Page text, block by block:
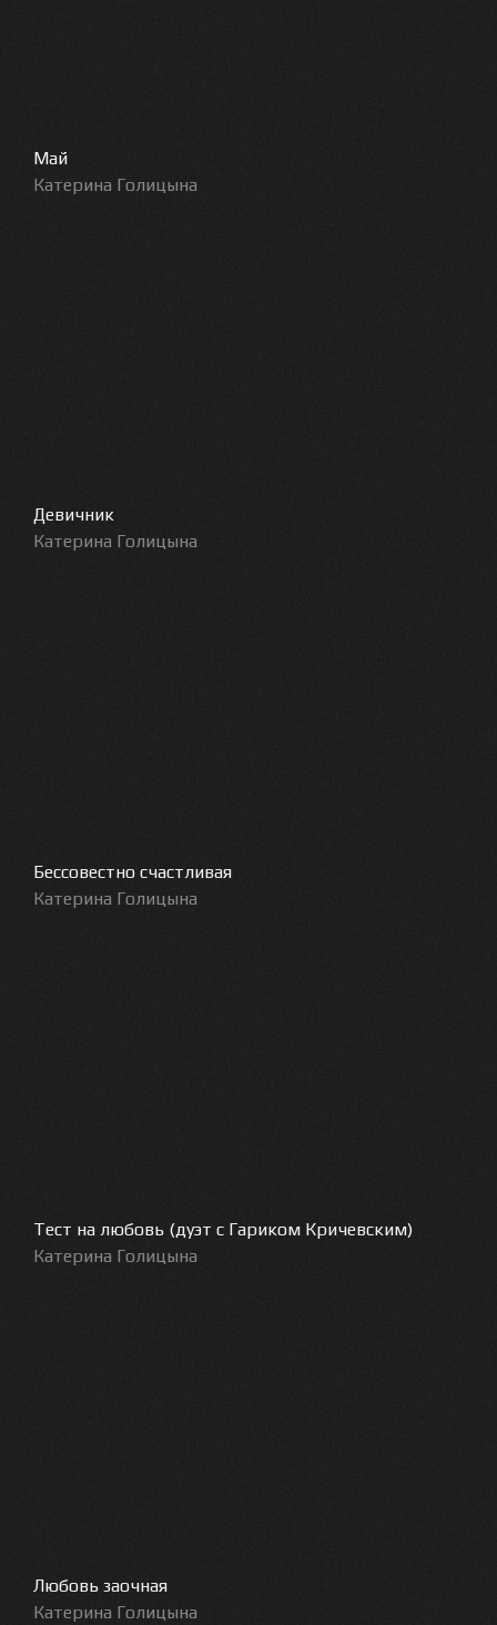
Май
Катерина Голицына
Девичник
Катерина Голицына
Бессовестно счастливая
Катерина Голицына
Тест на любовь (дуэт с Гариком Кричевским)
Катерина Голицына
Любовь заочная
Катерина Голицына